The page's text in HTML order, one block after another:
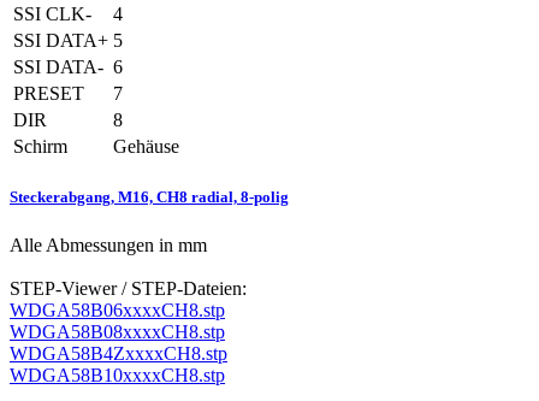
SSI CLK-
4
SSI DATA+ 5
SSI DATA- 6
PRESET
7
DIR
8
Schirm
Gehäuse
Steckerabgang, M16, CH8 radial, 8-polig
Alle Abmessungen in mm
STEP-Viewer / STEP-Dateien:
WDGA58B06xxxxCH8.stp
WDGA58B08xxxxCH8.stp
WDGA58B4ZxxxxCH8.stp
WDGA58B10xxxxCH8.stp